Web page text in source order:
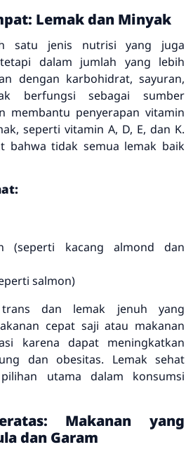
Lemak dan Minyak
satu jenis nutrisi yang juga
dalam jumlah yang lebih
dengan karbohidrat, sayuran,
berfungsi sebagai sumber
membantu penyerapan vitamin
seperti vitamin A, D, E, dan K.
bahwa tidak semua lemak baik
(seperti kacang almond dan
salmon)
trans dan lemak jenuh yang
cepat saji atau makanan
karena dapat meningkatkan
dan obesitas. Lemak sehat
utama dalam konsumsi
Makanan yang
dan Garam